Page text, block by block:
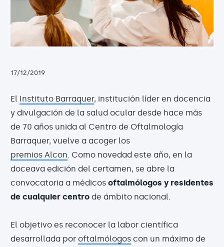
17/12/2019
El Instituto Barraquer, institución líder en docencia
y divulgación de la salud ocular desde hace más
de 70 años unida al Centro de Oftalmología
Barraquer, vuelve a acoger los
premios Alcon . Como novedad este año, en la
doceava edición del certamen, se abre la
convocatoria a médicos oftalmólogos y residentes
de cualquier centro de ámbito nacional.
El objetivo es reconocer la labor científica
desarrollada por oftalmólogos con un máximo de